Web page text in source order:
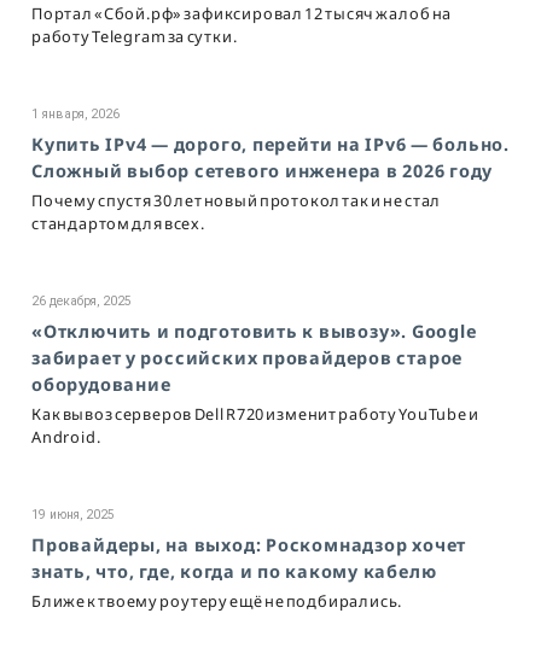
Портал «Сбой.рф» зафиксировал 12 тысяч жалоб на
работу Telegram за сутки.
1 января, 2026
Купить IPv4 — дорого, перейти на IPv6 — больно.
Сложный выбор сетевого инженера в 2026 году
Почему спустя 30 лет новый протокол так и не стал
стандартом для всех.
26 декабря, 2025
«Отключить и подготовить к вывозу». Google
забирает у российских провайдеров старое
оборудование
Как вывоз серверов Dell R720 изменит работу YouTube и
Android.
19 июня, 2025
Провайдеры, на выход: Роскомнадзор хочет
знать, что, где, когда и по какому кабелю
Ближе к твоему роутеру ещё не подбирались.